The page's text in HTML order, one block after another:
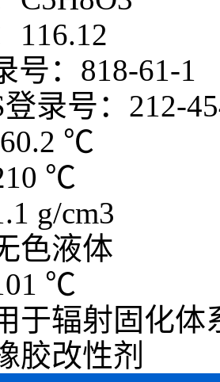
116.12
号：818-61-1
登录号：212-
℃
℃
g/cm3
色液体
℃
于辐射固化
胶改性剂